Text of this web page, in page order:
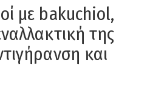
με bakuchiol,
της
και